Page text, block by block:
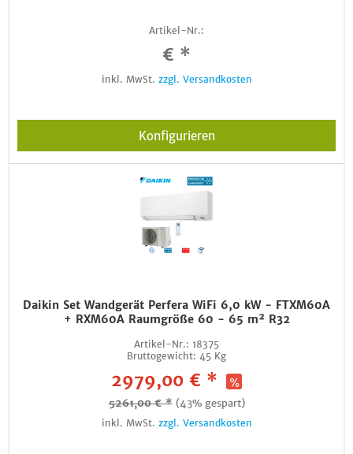
Artikel-Nr.:
€ *
inkl. MwSt. zzgl. Versandkosten
Konfigurieren
Daikin Set Wandgerät Perfera WiFi 6,0 kW - FTXM60A
+ RXM60A Raumgröße 60 - 65 m² R32
Artikel-Nr.: 18375
Bruttogewicht: 45 Kg
2979,00 € *
5261,00 € * (43% gespart)
inkl. MwSt. zzgl. Versandkosten